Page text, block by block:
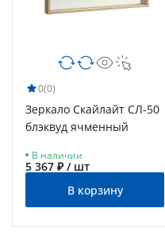
0(0)
Зеркало Скайлайт СЛ-50
блэквуд ячменный
В наличии
5 367 ₽ / шт
В корзину